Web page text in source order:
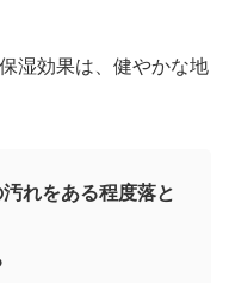
湿効果は、健やかな地
れをある程度落と